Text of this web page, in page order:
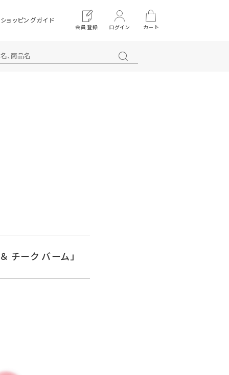
ショッピングガイド
会員登録 ログイン カート
チーク バーム」